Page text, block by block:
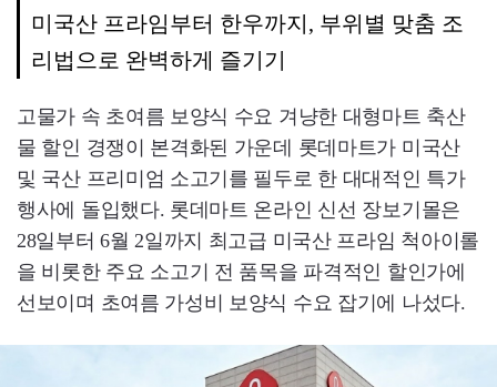
미국산 프라임부터 한우까지, 부위별 맞춤 조
리법으로 완벽하게 즐기기
고물가 속 초여름 보양식 수요 겨냥한 대형마트 축산
물 할인 경쟁이 본격화된 가운데 롯데마트가 미국산
및 국산 프리미엄 소고기를 필두로 한 대대적인 특가
행사에 돌입했다. 롯데마트 온라인 신선 장보기몰은
28일부터 6월 2일까지 최고급 미국산 프라임 척아이롤
을 비롯한 주요 소고기 전 품목을 파격적인 할인가에
선보이며 초여름 가성비 보양식 수요 잡기에 나섰다.